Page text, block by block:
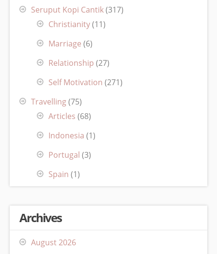
Seruput Kopi Cantik(317)
Christianity(11)
Marriage (6)
Relationship (27)
Self Motivation (271)
Travelling(75)
Articles (68)
Indonesia (1)
Portugal (3)
Spain (1)
Archives
August 2026